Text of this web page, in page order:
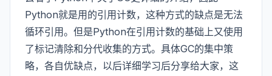
Python就是用的引用计数，这种方式的缺点是无法
循环引用。但是Python在引用计数的基础上又使用
了标记清除和分代收集的方式。具体GC的集中策
略，各自优缺点，以后详细学习后分享给大家，这